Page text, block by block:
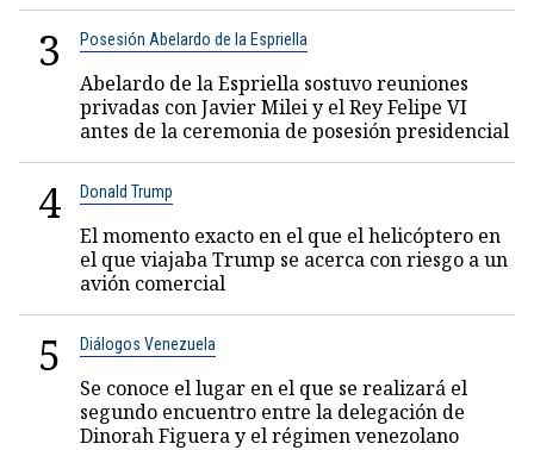
3 Posesión Abelardo de la Espriella
Abelardo de la Espriella sostuvo reuniones
privadas con Javier Milei y el Rey Felipe VI
antes de la ceremonia de posesión presidencial
4 Donald Trump
El momento exacto en el que el helicóptero en
el que viajaba Trump se acerca con riesgo a un
avión comercial
5 Diálogos Venezuela
Se conoce el lugar en el que se realizará el
segundo encuentro entre la delegación de
Dinorah Figuera y el régimen venezolano